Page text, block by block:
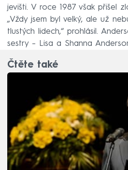
jevišti. V roce 1987 však přišel
„Vždy jsem byl velký, ale už
tlustých lidech,“ prohlásil.
sestry – Lisa a Shanna
Čtěte také